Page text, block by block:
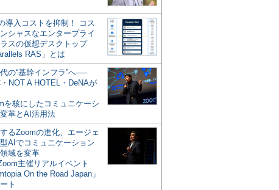
導入コストを抑制！ コス
ンシャスなエンタープライ
スの仮想デスクトップ
RAS」とは
の“基幹インフラ”へ──
・NOT A HOTEL・DeNAが
を核にしたコミュニケーシ
革とAI活用法
るZoomの進化、エージェ
AIでコミュニケーション
域を変革
主催リアルイベント
On the Road Japan」
ト